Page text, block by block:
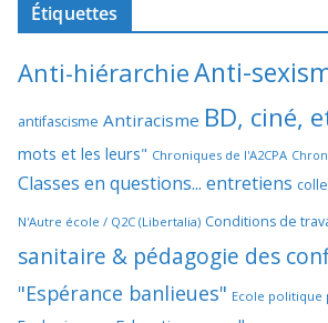
Étiquettes
Anti-hiérarchieAnti-
antifascisme Antiracisme BD, ciné,
mots et les leurs" Chroniques de l'A2CPA
Classes en questions... entretiens
N'Autre école / Q2C (Libertalia) Conditions de
sanitaire & pédagogie des
"Espérance banlieues" Ecole politique